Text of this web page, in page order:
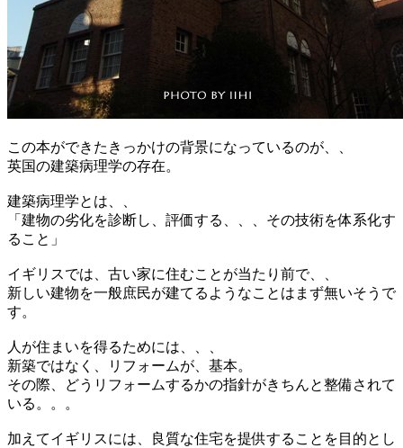
この本ができたきっかけの背景になっているのが、、
英国の建築病理学の存在。
建築病理学とは、、
「建物の劣化を診断し、評価する、、、その技術を体系化す
ること」
イギリスでは、古い家に住むことが当たり前で、、
新しい建物を一般庶民が建てるようなことはまず無いそうで
す。
人が住まいを得るためには、、、
新築ではなく、リフォームが、基本。
その際、どうリフォームするかの指針がきちんと整備されて
いる。。。
加えてイギリスには、良質な住宅を提供することを目的とし